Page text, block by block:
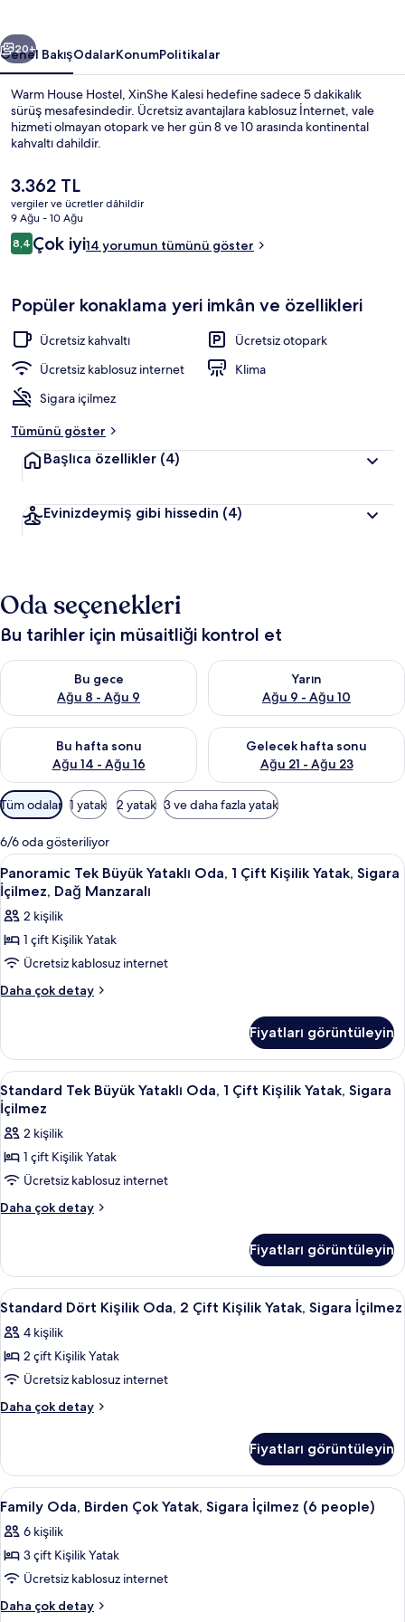
Panoramic Tek Büyük Yataklı Oda, 1
Sonraki
20+
Genel BakışOdalarKonumPolitikalar
Warm House Hostel, XinShe Kalesi hedefine sadece 5 dakikalık
sürüş mesafesindedir. Ücretsiz avantajlara kablosuz İnternet, vale
hizmeti olmayan otopark ve her gün 8 ve 10 arasında kontinental
kahvaltı dahildir.
Şu
anki
fiyat
3.362 TL
3.362 TL
vergiler ve ücretler dâhildir
9 Ağu - 10 Ağu
Yorumlar
8,48,4/10
Çok iyi14 yorumun tümünü göster
Popüler konaklama yeri imkân ve özellikleri
Ücretsiz kahvaltı
Ücretsiz otopark
Ücretsiz kablosuz internet
Klima
Sigara içilmez
Tümünü göster
Başlıca özellikler (4)
Evinizdeymiş gibi hissedin (4)
Oda seçenekleri
Bu tarihler için müsaitliği kontrol et
Bu gece
Ağu 8 - Ağu 9
Bu gece için müsaitliği kontrol et Ağu 8 - Ağu 9
Yarın
Ağu 9 - Ağu 10
Yarın için müsaitliği kontrol
Bu hafta sonu
Ağu 14 - Ağu 16
Bu hafta sonu için müsaitliği kontrol et Ağu 14 - Ağu 16
Gelecek hafta sonu
Ağu 21 - Ağu 23
Önümüzdeki hafta sonu için
Odalar
için
mevcut
filtreler
Tüm odalar 1 yatak 2 yatak 3 ve daha fazla yatak
6/6 oda gösteriliyor
Panoramic
Tek
Büyük
Yataklı
Oda,
1
Çift
Sigara
İçilmez,
Dağ
Manzaralı
için
tüm
fotoğrafları
Panoramic Tek Büyük Yataklı Oda,
5
Panoramic Tek Büyük Yataklı Oda, 1 Çift Kişilik Yatak, Sigara
İçilmez, Dağ Manzaralı
2 kişilik
1 çift Kişilik Yatak
Ücretsiz kablosuz internet
Daha çok detay
Panoramic
Oda,
Çift
Kişilik
Yatak,
Sigara
İçilmez,
Manzaralı
hakkında
daha
Fiyatları görüntüleyin
Standard
Tek
Büyük
Yataklı
Oda,
1
Çift
Sigara
İçilmez
için
tüm
fotoğrafları
görün
Standard Tek Büyük Yataklı Oda, 1
3
Standard Tek Büyük Yataklı Oda, 1 Çift Kişilik Yatak, Sigara
İçilmez
2 kişilik
1 çift Kişilik Yatak
Ücretsiz kablosuz internet
Daha çok detay
Standard
Oda,
Çift
Yatak,
Sigara
İçilmez
hakkında
daha
fazla
Fiyatları görüntüleyin
Standard
Dört
Kişilik
Oda,
2
Çift
Sigara
İçilmez
için
tüm
fotoğrafları
görün
Standard Dört Kişilik Oda, 2 Çift
3
Standard Dört Kişilik Oda, 2 Çift Kişilik Yatak, Sigara İçilmez
4 kişilik
2 çift Kişilik Yatak
Ücretsiz kablosuz internet
Daha çok detay
Standard
2
Çift
Kişilik
Sigara
İçilmez
hakkında
daha
fazla
detay
Fiyatları görüntüleyin
Family
Oda,
Birden
Çok
Yatak,
Sigara
Family Oda, Birden Çok Yatak,
5
Family Oda, Birden Çok Yatak, Sigara İçilmez (6 people)
6 kişilik
3 çift Kişilik Yatak
Ücretsiz kablosuz internet
Daha çok detay
Family